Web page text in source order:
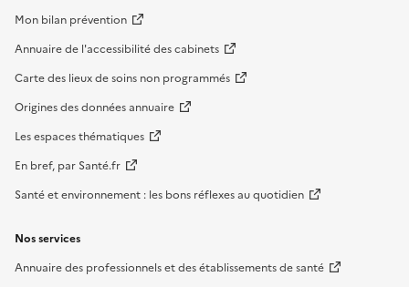
Mon bilan prévention
Annuaire de l'accessibilité des cabinets
Carte des lieux de soins non programmés
Origines des données annuaire
Les espaces thématiques
En bref, par Santé.fr
Santé et environnement : les bons réflexes au quotidien
Nos services
Annuaire des professionnels et des établissements de santé